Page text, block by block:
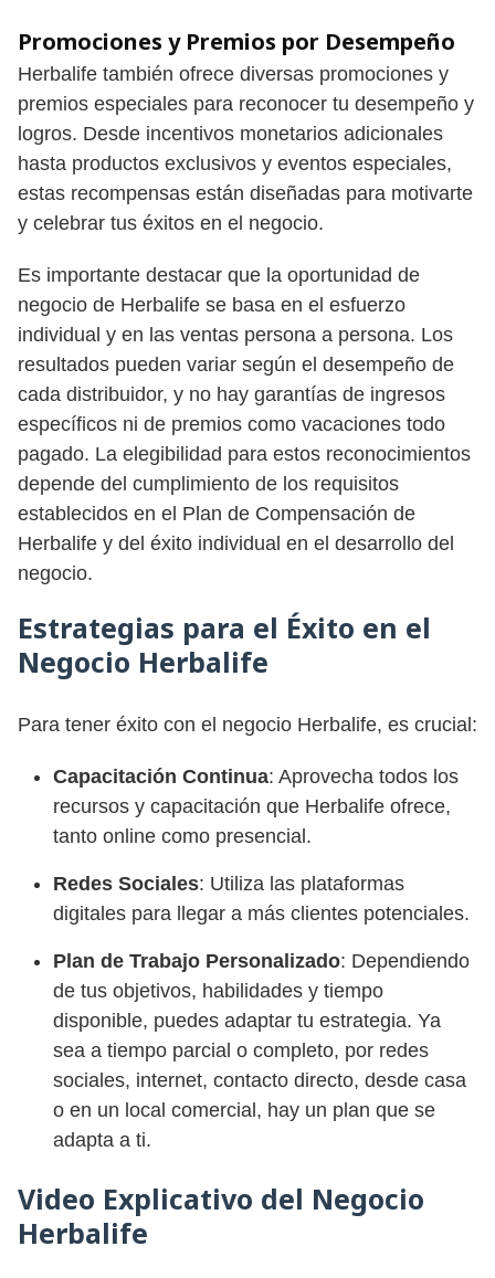
Promociones y Premios por Desempeño
Herbalife también ofrece diversas promociones y
premios especiales para reconocer tu desempeño y
logros. Desde incentivos monetarios adicionales
hasta productos exclusivos y eventos especiales,
estas recompensas están diseñadas para motivarte
y celebrar tus éxitos en el negocio.
Es importante destacar que la oportunidad de
negocio de Herbalife se basa en el esfuerzo
individual y en las ventas persona a persona. Los
resultados pueden variar según el desempeño de
cada distribuidor, y no hay garantías de ingresos
específicos ni de premios como vacaciones todo
pagado. La elegibilidad para estos reconocimientos
depende del cumplimiento de los requisitos
establecidos en el Plan de Compensación de
Herbalife y del éxito individual en el desarrollo del
negocio.
Estrategias para el Éxito en el
Negocio Herbalife
Para tener éxito con el negocio Herbalife, es crucial:
Capacitación Continua: Aprovecha todos los
recursos y capacitación que Herbalife ofrece,
tanto online como presencial.
Redes Sociales: Utiliza las plataformas
digitales para llegar a más clientes potenciales.
Plan de Trabajo Personalizado: Dependiendo
de tus objetivos, habilidades y tiempo
disponible, puedes adaptar tu estrategia. Ya
sea a tiempo parcial o completo, por redes
sociales, internet, contacto directo, desde casa
o en un local comercial, hay un plan que se
adapta a ti.
Video Explicativo del Negocio
Herbalife